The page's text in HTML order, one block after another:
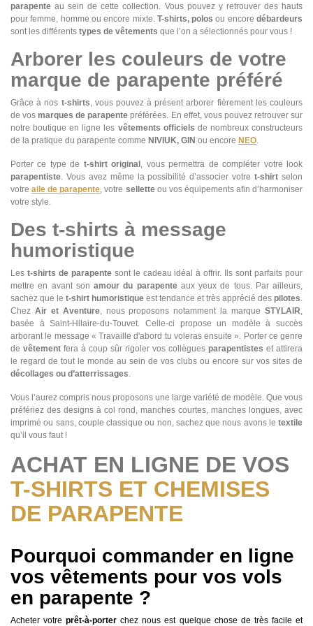
parapente au sein de cette collection. Vous pouvez y retrouver des hauts
pour femme, homme ou encore mixte. T-shirts, polos ou encoredébardeurs
sont les différents types de vêtements que l’on a sélectionnés pour vous !
Arborer les couleurs de votre
marque de parapente préféré
Grâce à nos t-shirts , vous pouvez à présent arborer fièrement les couleurs
de vosmarques de parapente préférées. En effet, vous pouvez retrouver sur
notre boutique en ligne les vêtements officiels de nombreux constructeurs
de la pratique du parapente comme NIVIUK, GIN ou encore NEO
Porter ce type de t-shirt original , vous permettra de compléter votre look
parapentiste . Vous avez même la possibilité d’associer votre t-shirt selon
votreaile de parapente , votre selletteou vos équipements afin d’harmoniser
votre style.
Des t-shirts à message
humoristique
Les t-shirts de parapentesont le cadeau idéal à offrir. Ils sont parfaits pour
mettre en avant son amour du parapenteaux yeux de tous. Par ailleurs,
sachez que le t-shirt humoristique est tendance et très apprécié des pilotes
Chez Air et Aventure, nous proposons notamment la marqueSTYLAIR
basée à Saint-Hilaire-du-Touvet. Celle-ci propose un modèle à succès
arborant le message « Travaille d'abord tu voleras ensuite ». Porter ce genre
de vêtement fera à coup sûr rigoler vos collègues parapentistes et attirera
le regard de tout le monde au sein de vos clubs ou encore sur vos sites de
décollages ou d’atterrissages
Vous l’aurez compris nous proposons une large variété de modèle. Que vous
préfériez des designs à col rond, manches courtes, manches longues, avec
imprimé ou sans, couple classique ou non, sachez que nous avons le textile
qu’il vous faut !
ACHAT EN LIGNE DE VOS
T-SHIRTS ET CHEMISES
DE PARAPENTE
Pourquoi commander en ligne
vos vêtements pour vos vols
en parapente ?
Acheter votreprêt-à-porter chez nous est quelque chose de très facile et